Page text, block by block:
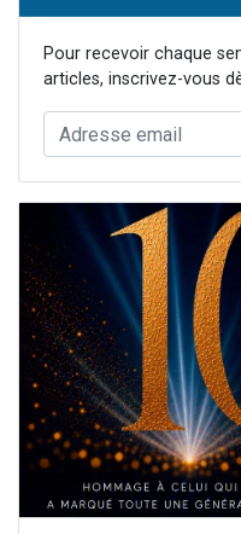
Pour recevoir chaque
articles, inscrivez-vous